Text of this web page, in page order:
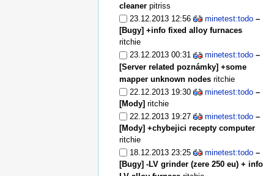
cleanerpitriss
23.12.2013 12:56
minetest:todo –
[Bugy] +info fixed alloy furnaces
ritchie
23.12.2013 00:31
minetest:todo –
[Server related poznámky] +some
mapper unknown nodes ritchie
22.12.2013 19:30
minetest:todo –
[Mody]ritchie
22.12.2013 19:27
minetest:todo –
[Mody] +chybejici recepty computer
ritchie
18.12.2013 23:25
minetest:todo –
[Bugy] -LV grinder (zere 250 eu) + info